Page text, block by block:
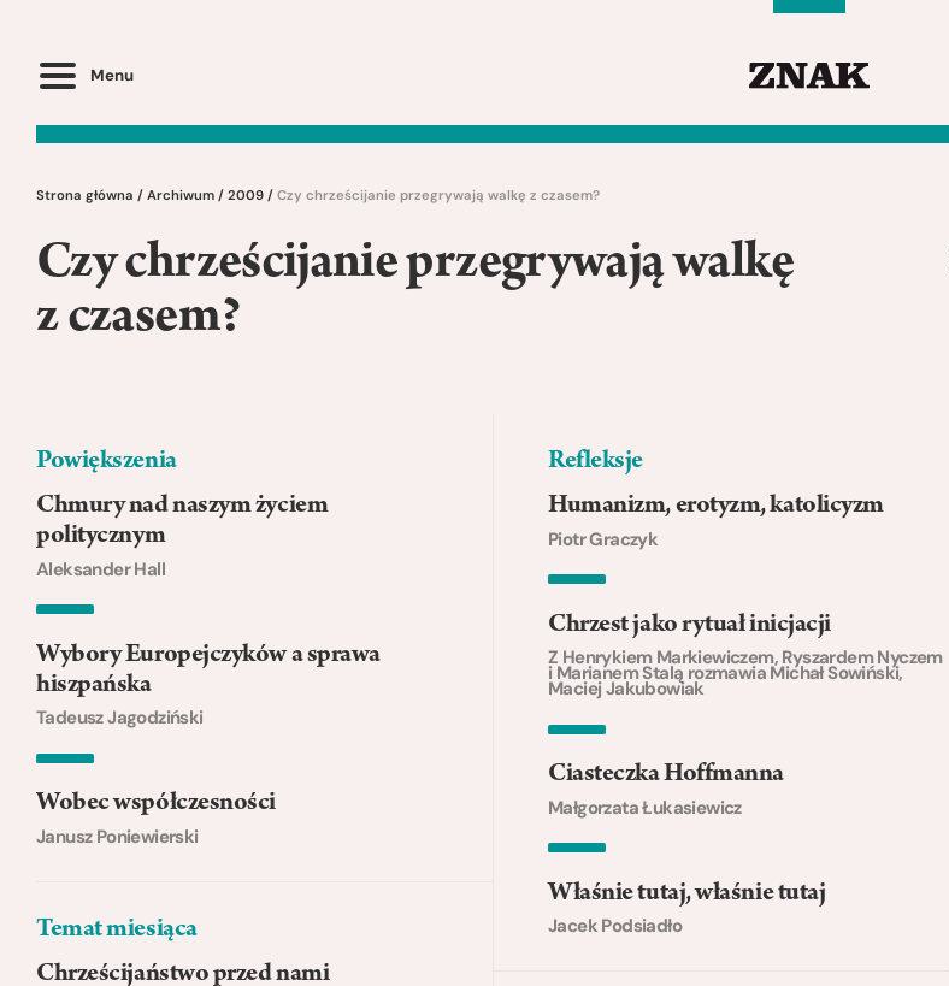
Menu
Strona główna / Archiwum / 2009 / Czy chrześcijanie przegrywają walkę z czasem?
Czy chrześcijanie przegrywają walkę
z czasem?
Powiększenia
Chmury nad naszym życiem
politycznym
Aleksander Hall
Wybory Europejczyków a sprawa
hiszpańska
Tadeusz Jagodziński
Wobec współczesności
Janusz Poniewierski
Temat miesiąca
Chrześcijaństwo przed nami
Refleksje
Humanizm, erotyzm, katolicyzm
Piotr Graczyk
Chrzest jako rytuał inicjacji
Z Henrykiem Markiewiczem, Ryszardem Nyczem
i Marianem Stalą rozmawia Michał Sowiński,
Maciej Jakubowiak
Ciasteczka Hoffmanna
Małgorzata Łukasiewicz
Właśnie tutaj, właśnie tutaj
Jacek Podsiadło